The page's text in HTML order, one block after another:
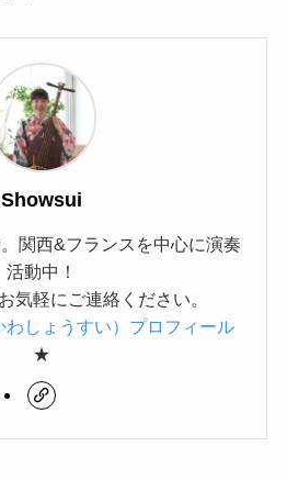
Showsui
関西&フランスを中心に演奏
活動中！
気軽にご連絡ください。
わしょうすい）プロフィール
★